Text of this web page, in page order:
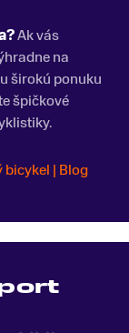
Ak vás
na
širokú ponuku
špičkové
| Blog